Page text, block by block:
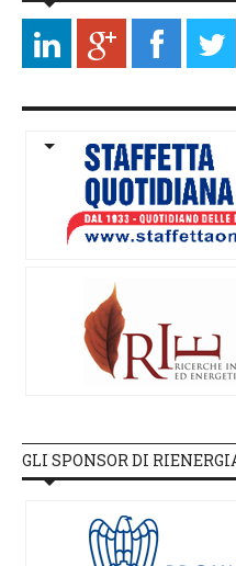
GLI SPONSOR DI